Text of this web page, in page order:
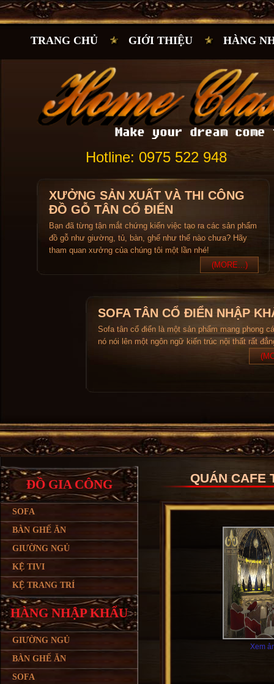
TRANG CHỦ GIỚI THIỆU HÀNG
Hotline: 0975 522 948
XƯỞNG SẢN XUẤT VÀ THI CÔNG
ĐỒ GỖ TÂN CỔ ĐIỂN
Bạn đã từng tận mắt chứng kiến việc tạo ra các sản phẩm
đồ gỗ như giường, tủ, bàn, ghế như thế nào chưa? Hãy
tham quan xưởng của chúng tôi một lần nhé!
(MORE...)
SOFA TÂN CỔ ĐIỂN NHẬP
Sofa tân cổ điển là một sản phẩm mang phong
nó nói lên một ngôn ngữ kiến trúc nội thất rất
ĐỒ GIA CÔNG
SOFA
BÀN GHẾ ĂN
GIƯỜNG NGỦ
KỆ TIVI
KỆ TRANG TRÍ
HÀNG NHẬP KHẨU
GIƯỜNG NGỦ
BÀN GHẾ ĂN
SOFA
QUÁN CAFE
Xem